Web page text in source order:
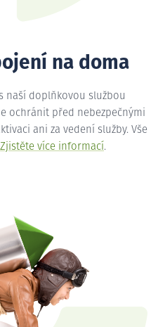
na doma
naší doplňkovou službou
ochránit před nebezpečnými
ani za vedení služby. Vše
Zjistěte více informací.